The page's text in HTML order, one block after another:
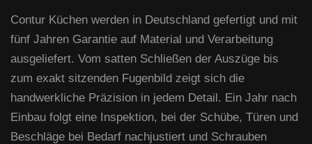
Contur Küchen werden in Deutschland gefertigt und mit
fünf Jahren Garantie auf Material und Verarbeitung
ausgeliefert. Vom satten Schließen der Auszüge bis
zum exakt sitzenden Fugenbild zeigt sich die
handwerkliche Präzision in jedem Detail. Ein Jahr nach
Einbau folgt eine Inspektion, bei der Schübe, Türen und
Beschläge bei Bedarf nachjustiert und Schrauben